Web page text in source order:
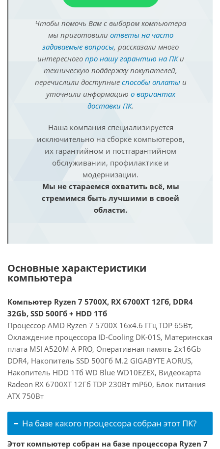
Чтобы помочь Вам с выбором компьютера
мы приготовили ответы на часто
задаваемые вопросы, рассказали много
интересного про нашу гарантию на ПКи
техническую поддержку покупателей,
перечислили доступные способы оплатыи
уточнили информацию о вариантах
доставки ПК.
Наша компания специализируется
исключительно на сборке компьютеров,
их гарантийном и постгарантийном
обслуживании, профилактике и
модернизации.
Мы не стараемся охватить всё, мы
стремимся быть лучшими в своей
области.
Основные характеристики
компьютера
Компьютер Ryzen 7 5700X, RX 6700XT 12Гб, DDR4
32Gb, SSD 500Гб + HDD 1Тб
Процессор AMD Ryzen 7 5700X 16x4.6 ГГц TDP 65Вт,
Охлаждение процессора ID-Cooling DK-01S, Материнская
плата MSI A520M A PRO, Оперативная память 2x16Gb
DDR4, Накопитель SSD 500Гб M.2 GIGABYTE AORUS,
Накопитель HDD 1Тб WD Blue WD10EZEX, Видеокарта
Radeon RX 6700XT 12Гб TDP 230Вт mP60, Блок питания
ATX 750Вт
На базе какого процессора собран этот ПК?
Этот компьютер собран на базе процессора Ryzen 7